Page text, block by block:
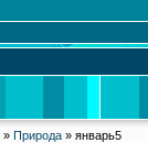
» Природа » январь5